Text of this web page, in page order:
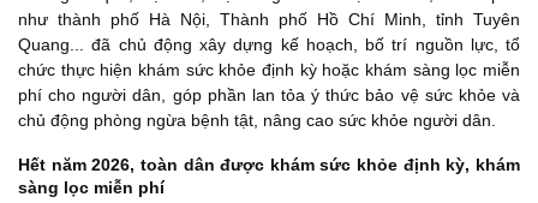
như thành phố Hà Nội, Thành phố Hồ Chí Minh, tỉnh Tuyên
Quang... đã chủ động xây dựng kế hoạch, bố trí nguồn lực, tổ
chức thực hiện khám sức khỏe định kỳ hoặc khám sàng lọc miễn
phí cho người dân, góp phần lan tỏa ý thức bảo vệ sức khỏe và
chủ động phòng ngừa bệnh tật, nâng cao sức khỏe người dân.
Hết năm 2026, toàn dân được khám sức khỏe định kỳ, khám
sàng lọc miễn phí